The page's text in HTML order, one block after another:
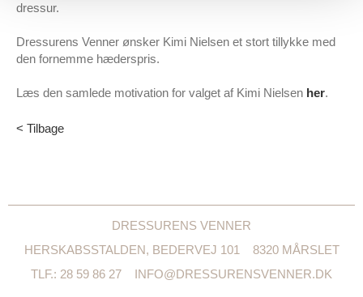
dressur.
Dressurens Venner ønsker Kimi Nielsen et stort tillykke med
den fornemme hæderspris.
Læs den samlede motivation for valget af Kimi Nielsen her.
< Tilbage
DRESSURENS VENNER
HERSKABSSTALDEN, BEDERVEJ 101
8320 MÅRSLET
TLF.: 28 59 86 27
INFO@DRESSURENSVENNER.DK